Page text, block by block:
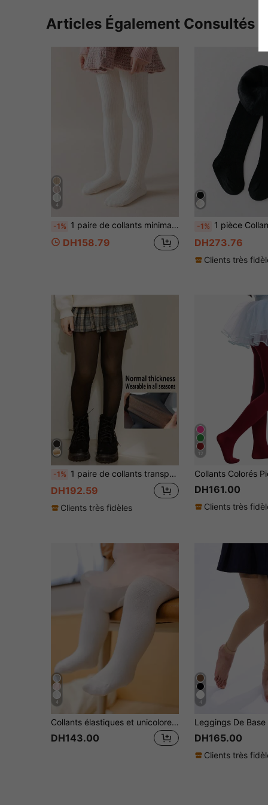
Articles Également Consultés
4
-1% 1 paire de collants minimalistes, convenant aux filles, aux bébés, aux sports de plein air décontractés, assortis aux robes pour toutes les saisons
DH158.79
-1% 1 pièce Collants doublés de polaire pour enfants, chaussettes de couche de base pour
DH273.76
Clients très
-1% 1 paire de collants transparents pour enfants, leggings respirants et très élastiques de couleur chair noire, convenant pour toutes les saisons
DH192.59
Clients très fidèles
DH161.00
Clients très
4
Collants élastiques et unicolore pour bébés et petites filles pour printemps/automne, idéals pour assortir les tenues
DH143.00
4
DH165.00
Clients très